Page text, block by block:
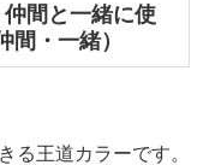
間と一緒に使
間・一緒）
る王道カラーです。